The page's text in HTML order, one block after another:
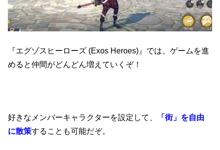
『エグゾスヒーローズ (Exos Heroes)』では、ゲームを進
めると仲間がどんどん増えていくぞ！
好きなメンバーキャラクターを設定して、
「街」を自由
に散策することも可能だぞ。